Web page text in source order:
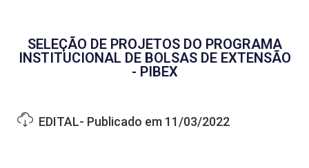
SELEÇÃO DE PROJETOS DO PROGRAMA
INSTITUCIONAL DE BOLSAS DE EXTENSÃO
- PIBEX
EDITAL- Publicado em 11/03/2022